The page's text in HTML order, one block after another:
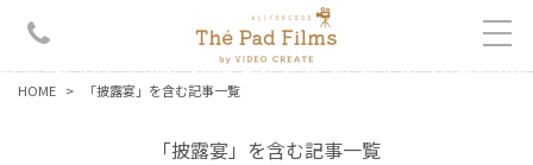
HOME 「披露宴」を含む記事一覧
「披露宴」を含む記事一覧